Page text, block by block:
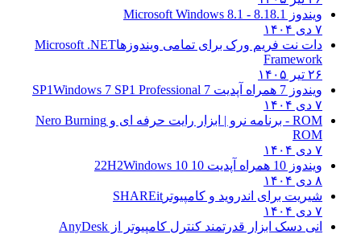
ویندوز 8.18.1 - Microsoft Windows 8.1
دات نت فریم ورک برای تمامی ویندوزهاMicrosoft .NET
Framework
ویندوز 7 همراه آپدیت 7 SP1
Windows 7 SP1 Professional
ROM - برنامه نرو | ابزار رایت حرفه ای و
Nero Burning
ویندوز 10 همراه آپدیت 10 22H2
Windows 10
شیریت برای اندروید و کامپیوترSHAREit
انی دسک ابزار قدرتمند کنترل کامپیوتر ازAnyDesk